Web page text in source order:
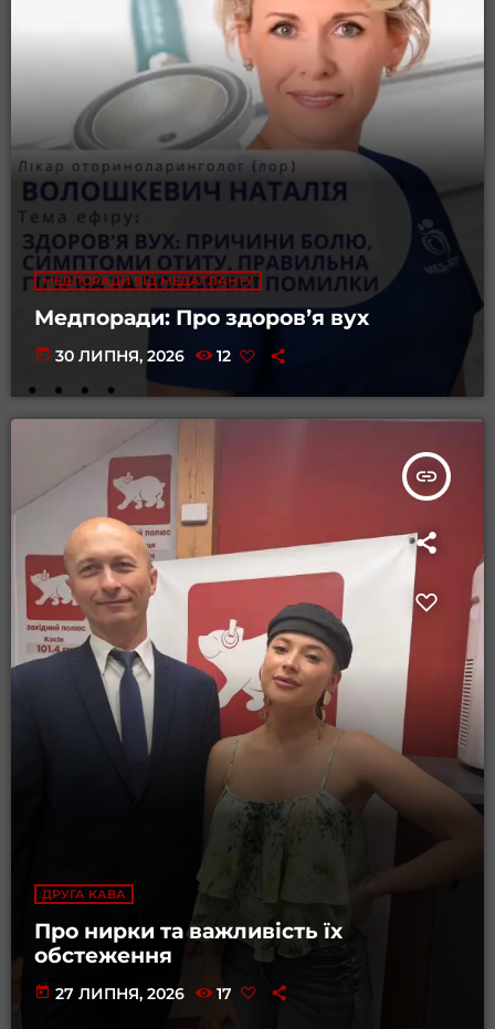
МЕДПОРАДИ ВІД МЕДАТЛАНТУ
Медпоради: Про здоровʼя вух
today 30 ЛИПНЯ, 2026 12
insert_link
ДРУГА КАВА
Про нирки та важливість їх
обстеження
today 27 ЛИПНЯ, 2026 17